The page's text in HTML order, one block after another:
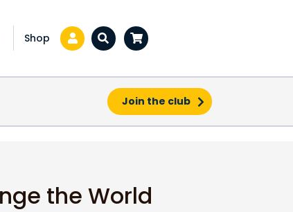
Shop Zoeken...
Join the club
the World